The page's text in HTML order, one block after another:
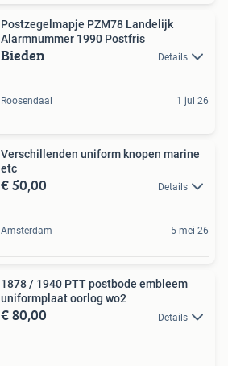
Postzegelmapje PZM78 Landelijk
Alarmnummer 1990 Postfris
Bieden Details
Roosendaal 1 jul 26
Verschillenden uniform knopen marine
etc
€ 50,00 Details
Amsterdam 5 mei 26
1878 / 1940 PTT postbode embleem
uniformplaat oorlog wo2
€ 80,00 Details